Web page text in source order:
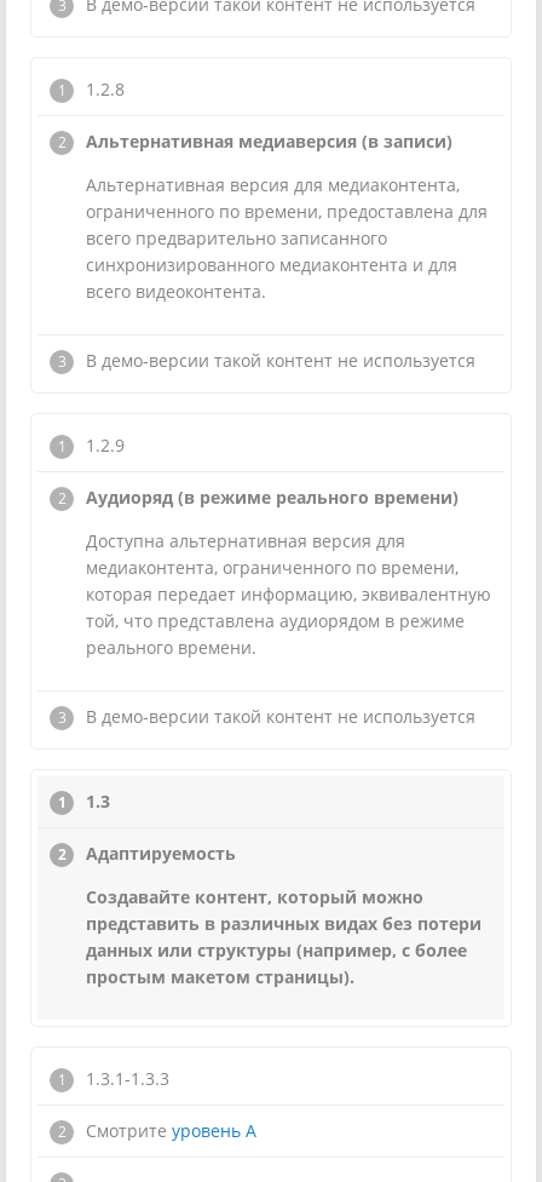
1.2.8
Альтернативная медиаверсия (в записи)
Альтернативная версия для медиаконтента,
ограниченного по времени, предоставлена для
всего предварительно записанного
синхронизированного медиаконтента и для
всего видеоконтента.
В демо-версии такой контент не используется
1.2.9
Аудиоряд (в режиме реального времени)
Доступна альтернативная версия для
медиаконтента, ограниченного по времени,
которая передает информацию, эквивалентную
той, что представлена аудиорядом в режиме
реального времени.
В демо-версии такой контент не используется
1.3
Адаптируемость
Создавайте контент, который можно
представить в различных видах без потери
данных или структуры (например, с более
простым макетом страницы).
1.3.1-1.3.3
Смотрите уровень А